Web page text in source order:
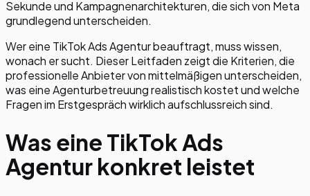
Sekunde und Kampagnenarchitekturen, die sich von Meta
grundlegend unterscheiden.
Wer eine TikTok Ads Agentur beauftragt, muss wissen,
wonach er sucht. Dieser Leitfaden zeigt die Kriterien, die
professionelle Anbieter von mittelmäßigen unterscheiden,
was eine Agenturbetreuung realistisch kostet und welche
Fragen im Erstgespräch wirklich aufschlussreich sind.
Was eine TikTok Ads
Agentur konkret leistet